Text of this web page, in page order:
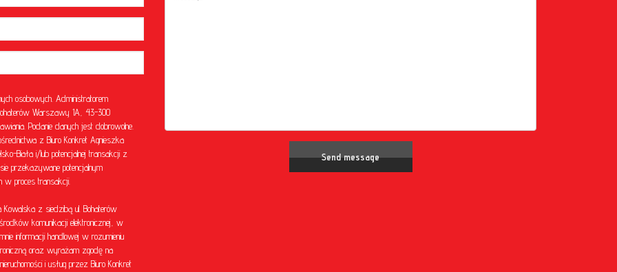
osobowych. Administratorem
Warszawy 1A, 43-300
Podanie danych jest dobrowolne.
z Biuro Konkret Agnieszka
Biała i/lub potencjalnej transakcji z
przekazywane potencjalnym
w proces transakcji.
z siedzibą ul. Bohaterów
komunikacji elektronicznej, w
informacji handlowej w rozumieniu
oraz wyrażam zgodę na
i usług przez Biuro Konkret